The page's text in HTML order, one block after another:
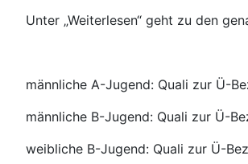
Unter „Weiterlesen“ geht zu den
männliche A-Jugend: Quali zur Ü-
männliche B-Jugend: Quali zur Ü-
weibliche B-Jugend: Quali zur Ü-